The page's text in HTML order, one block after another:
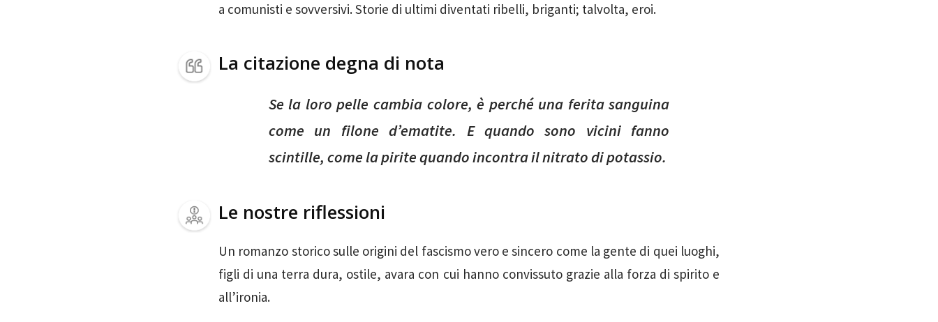
a comunisti e sovversivi. Storie di ultimi diventati ribelli, briganti; talvolta, eroi.
La citazione degna di nota
Se la loro pelle cambia colore, è perché una ferita sanguina
come un filone d’ematite. E quando sono vicini fanno
scintille, come la pirite quando incontra il nitrato di potassio.
Le nostre riflessioni
Un romanzo storico sulle origini del fascismo vero e sincero come la gente di quei luoghi,
figli di una terra dura, ostile, avara con cui hanno convissuto grazie alla forza di spirito e
all’ironia.